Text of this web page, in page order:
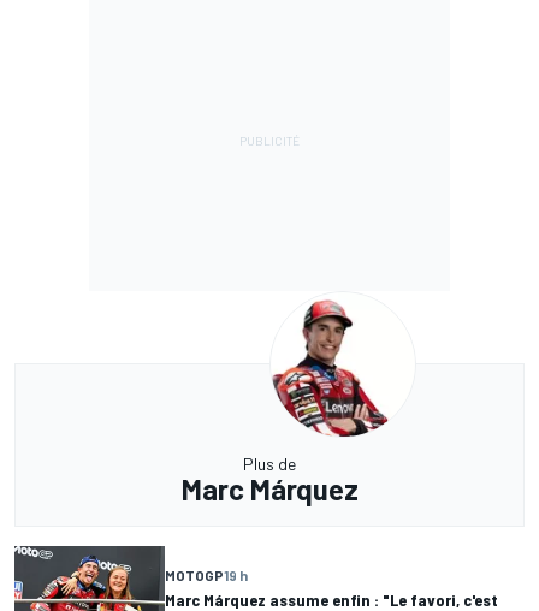
Plus de
Marc Márquez
MOTOGP19 h
Marc Márquez assume enfin : "Le favori, c'est